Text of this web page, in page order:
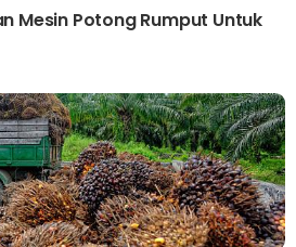
Mesin Potong Rumput Untuk